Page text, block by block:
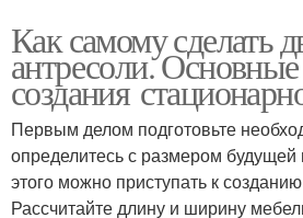
Как самому сделать
антресоли.
создания
Первым делом подготовьте
определитесь с размером
этого можно приступать к
Рассчитайте длину и ширину